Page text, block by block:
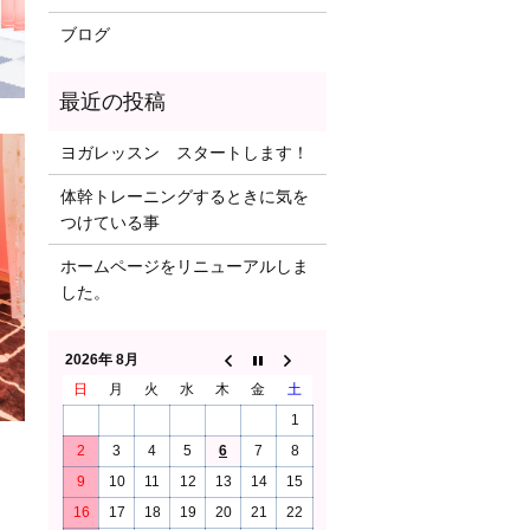
ブログ
ヨガレッスン スタートします！
体幹トレーニングするときに気を
つけている事
ホームページをリニューアルしま
した。
2026年 8月
日
月 火 水 木 金
土
1
2
3 4 5 6 7
8
9
10 11 12 13 14
15
16
17 18 19 20 21 22